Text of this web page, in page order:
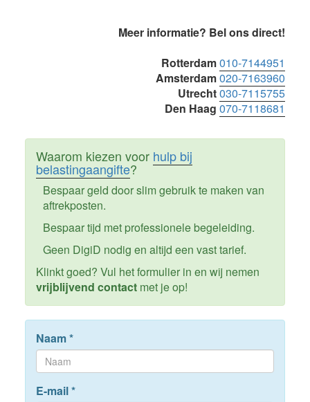
Meer informatie? Bel ons direct!
Rotterdam010-7144951
Amsterdam020-7163960
Utrecht030-7115755
Den Haag 070-7118681
Waarom kiezen voor hulp bij
belastingaangifte?
Bespaar geld door slim gebruik te maken van
aftrekposten.
Bespaar tijd met professionele begeleiding.
Geen DigiD nodig en altijd een vast tarief.
Klinkt goed? Vul het formulier in en wij nemen
vrijblijvend contactmet je op!
Naam*
E-mail*